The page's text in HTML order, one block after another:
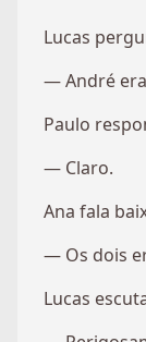
Lucas
— André
Paulo
— Claro.
Ana fala
— Os dois
Lucas